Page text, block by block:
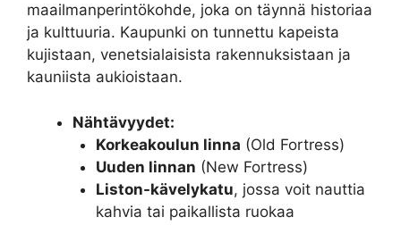
maailmanperintökohde, joka on täynnä historiaa
ja kulttuuria. Kaupunki on tunnettu kapeista
kujistaan, venetsialaisista rakennuksistaan ja
kauniista aukioistaan.
Nähtävyydet:
Korkeakoulun linna (Old Fortress)
Uuden linnan (New Fortress)
Liston-kävelykatu, jossa voit nauttia
kahvia tai paikallista ruokaa